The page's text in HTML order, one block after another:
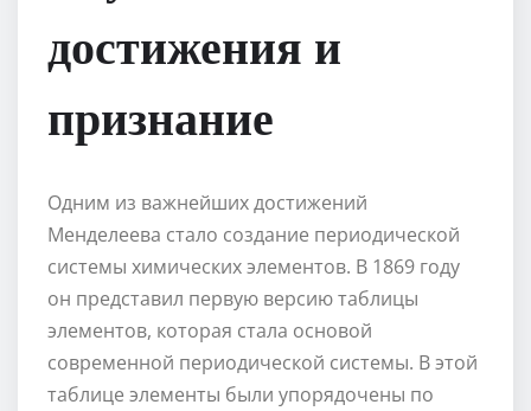
достижения и
признание
Одним из важнейших достижений
Менделеева стало создание периодической
системы химических элементов. В 1869 году
он представил первую версию таблицы
элементов, которая стала основой
современной периодической системы. В этой
таблице элементы были упорядочены по